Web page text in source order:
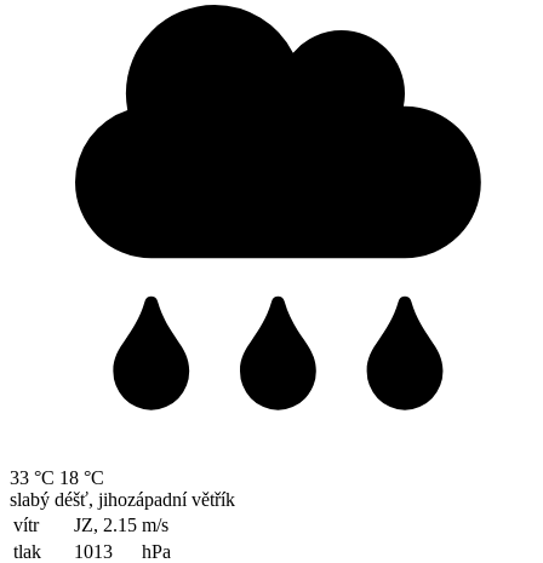
33 °C 18 °C
slabý déšť, jihozápadní větřík
vítr
JZ, 2.15 m/s
tlak
1013
hPa